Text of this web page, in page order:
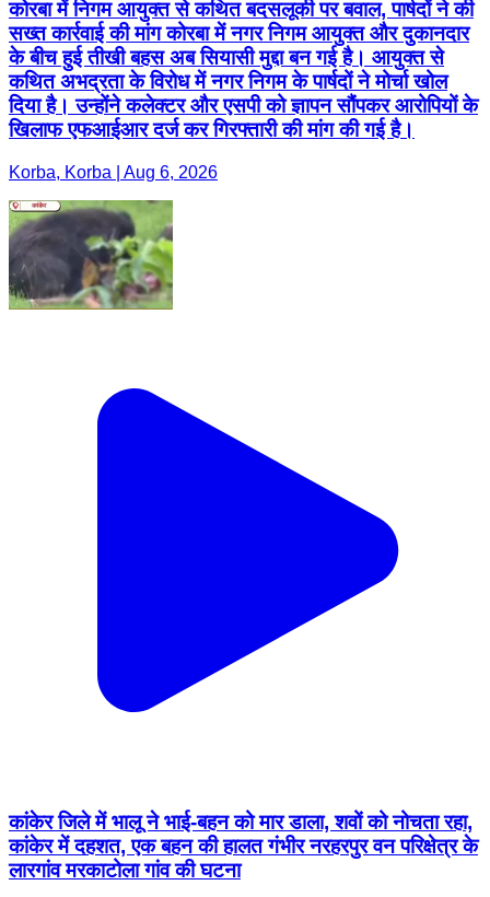
कोरबा में निगम आयुक्त से कथित बदसलूकी पर बवाल, पार्षदों ने की
सख्त कार्रवाई की मांग कोरबा में नगर निगम आयुक्त और दुकानदार
के बीच हुई तीखी बहस अब सियासी मुद्दा बन गई है। आयुक्त से
कथित अभद्रता के विरोध में नगर निगम के पार्षदों ने मोर्चा खोल
दिया है। उन्होंने कलेक्टर और एसपी को ज्ञापन सौंपकर आरोपियों के
खिलाफ एफआईआर दर्ज कर गिरफ्तारी की मांग की गई है।
Korba, Korba | Aug 6, 2026
कांकेर जिले में भालू ने भाई-बहन को मार डाला, शवों को नोचता रहा,
कांकेर में दहशत, एक बहन की हालत गंभीर नरहरपुर वन परिक्षेत्र के
लारगांव मरकाटोला गांव की घटना